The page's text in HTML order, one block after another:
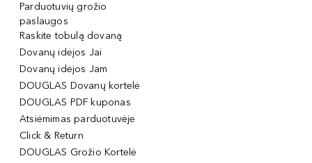
Parduotuvių grožio
paslaugos
Raskite tobulą dovaną
Dovanų idėjos Jai
Dovanų idėjos Jam
DOUGLAS Dovanų kortelė
DOUGLAS PDF kuponas
Atsiėmimas parduotuvėje
Click & Return
DOUGLAS Grožio Kortelė